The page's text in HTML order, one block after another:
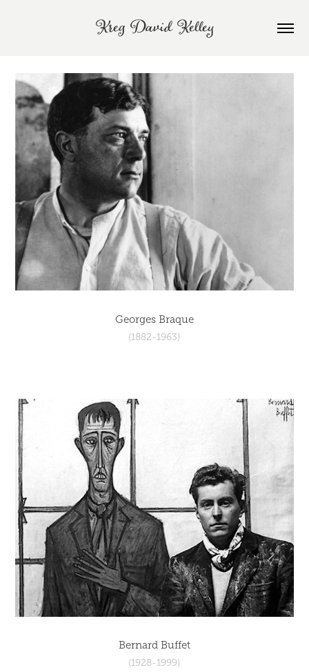
Kreg David Kelley
Georges Braque
(1882-1963)
Bernard Buffet
(1928-1999)